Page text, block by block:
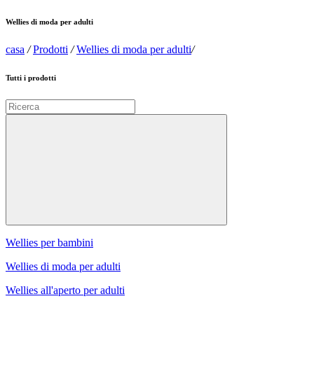
Wellies di moda per adulti
casa /Prodotti / Wellies di moda per adulti/
Tutti i prodotti
Wellies per bambini
Wellies di moda per adulti
Wellies all'aperto per adulti